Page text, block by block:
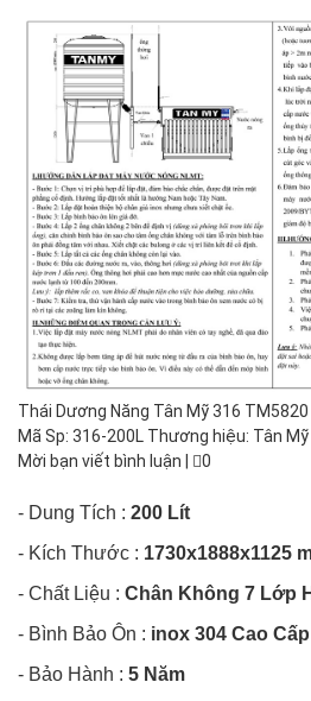
Thái Dương Năng Tân Mỹ 316 TM5820
Mã Sp: 316-200L Thương hiệu: Tân Mỹ
Mời bạn viết bình luận
0
- Dung Tích : 200 Lít
- Kích Thước : 1730x1888x1125
- Chất Liệu : Chân Không 7 Lớp
- Bình Bảo Ôn : inox 304 Cao Cấp
- Bảo Hành : 5 Năm